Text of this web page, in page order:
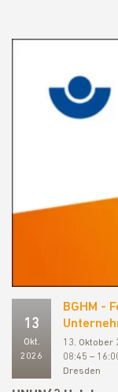
13
Okt.
2026
BGHM -
13. Oktober
08:45 –
Dresden